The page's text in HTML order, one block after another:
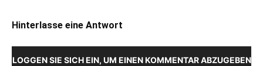
Hinterlasse eine Antwort
LOGGEN SIE SICH EIN, UM EINEN KOMMENTAR ABZUGEBEN